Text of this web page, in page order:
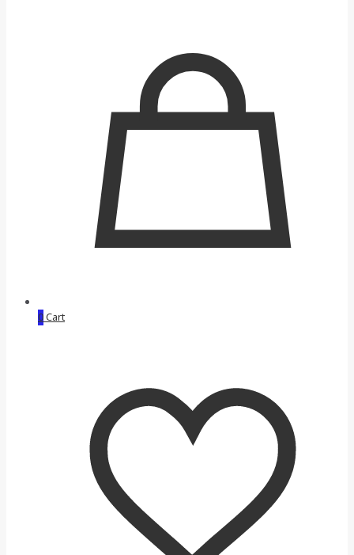
0Cart